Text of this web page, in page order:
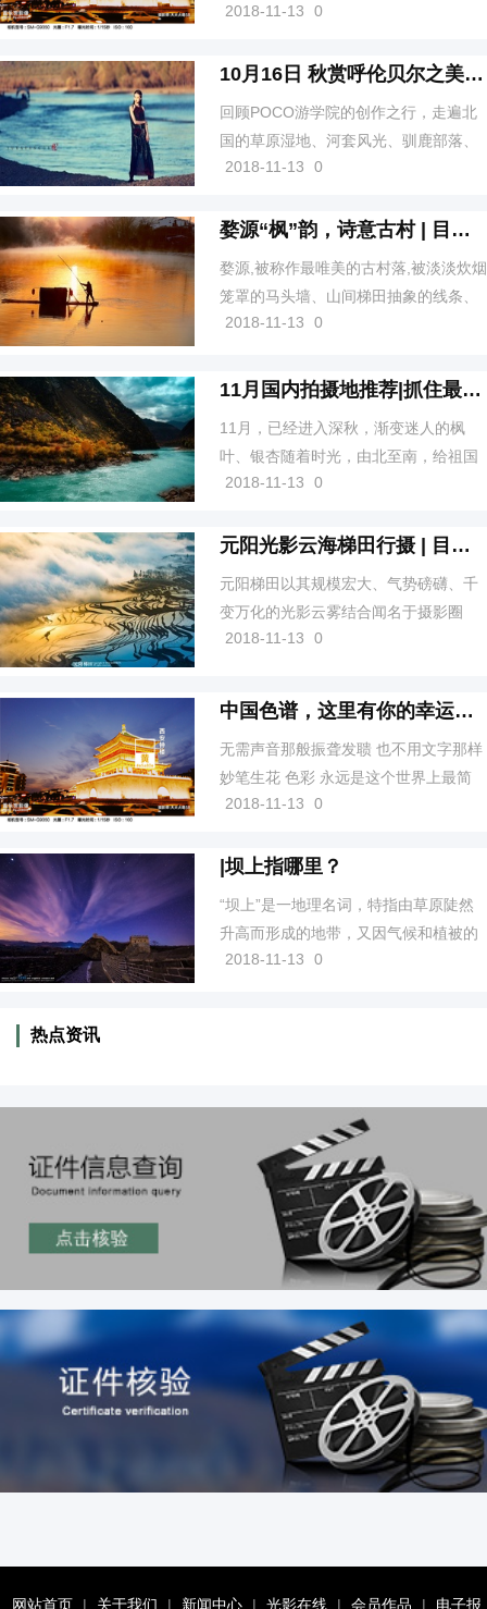
马上参加专业组比赛啊！
2018-11-13 0
10月16日 秋赏呼伦贝尔之美，记游学院悦香阁风光人像创作之旅
回顾POCO游学院的创作之行，走遍北
国的草原湿地、河套风光、驯鹿部落、
边境小镇，感受俄罗斯风情村，将顶级
让众学员收获满满，乐此不疲！
2018-11-13 0
婺源“枫”韵，诗意古村 | 目的地推荐
婺源,被称作最唯美的古村落,被淡淡炊烟
笼罩的马头墙、山间梯田抽象的线条、
晨间黄昏温柔的光影、清澈山涧的小桥
2018-11-13 0
11月国内拍摄地推荐|抓住最后一片秋
11月，已经进入深秋，渐变迷人的枫
叶、银杏随着时光，由北至南，给祖国
的大好河山平添一份魅力，让我们的生
2018-11-13 0
元阳光影云海梯田行摄 | 目的地推荐
元阳梯田以其规模宏大、气势磅礴、千
变万化的光影云雾结合闻名于摄影圈
内，这一片奇迹之地绵延了整个红河南
2018-11-13 0
中国色谱，这里有你的幸运色吗？
无需声音那般振聋发聩 也不用文字那样
妙笔生花 色彩 永远是这个世界上最简
单、最直接的表达方式 它是一种信息的
2018-11-13 0
|坝上指哪里？
“坝上”是一地理名词，特指由草原陡然
升高而形成的地带，又因气候和植被的
原因形成的草甸式草原。内蒙古高原南
2018-11-13 0
热点资讯
网站首页 | 关于我们 | 新闻中心 | 光影在线 | 会员作品 | 电子报